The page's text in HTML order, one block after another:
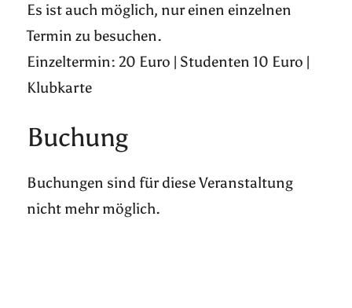
Es ist auch möglich, nur einen einzelnen
Termin zu besuchen.
Einzeltermin: 20 Euro | Studenten 10 Euro |
Klubkarte
Buchung
Buchungen sind für diese Veranstaltung
nicht mehr möglich.